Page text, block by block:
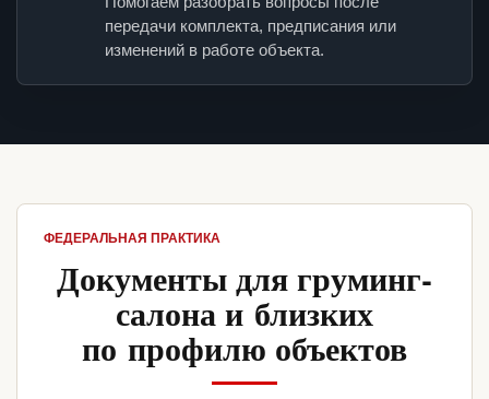
передачи комплекта, предписания или
изменений в работе объекта.
ФЕДЕРАЛЬНАЯ ПРАКТИКА
Документы для груминг-
салона и близких
по профилю объектов